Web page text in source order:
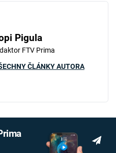
Pigula
FTV Prima
ČLÁNKY AUTORA